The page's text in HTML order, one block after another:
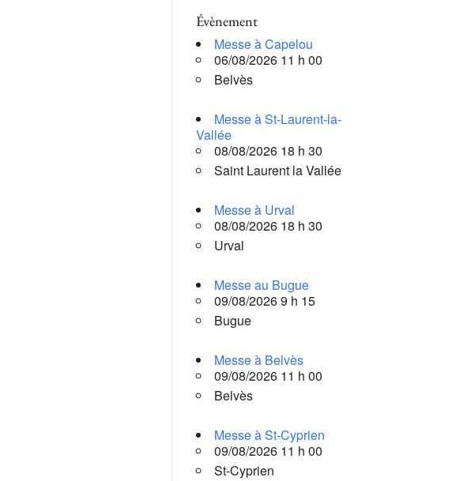
Évènement
Messe à Capelou
06/08/2026 11 h 00
Belvès
Messe à St-Laurent-la-
Vallée
08/08/2026 18 h 30
Saint Laurent la Vallée
Messe à Urval
08/08/2026 18 h 30
Urval
Messe au Bugue
09/08/2026 9 h 15
Bugue
Messe à Belvès
09/08/2026 11 h 00
Belvès
Messe à St-Cyprien
09/08/2026 11 h 00
St-Cyprien